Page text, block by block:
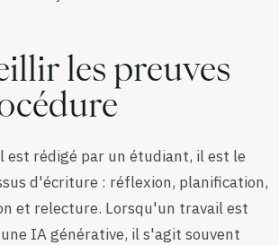
les preuves
est rédigé par un étudiant, il est le
d'écriture : réflexion, planification,
et relecture. Lorsqu'un travail est
IA générative, il s'agit souvent